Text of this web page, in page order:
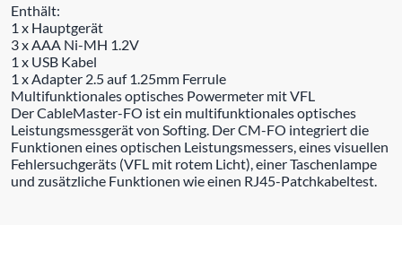
Enthält:
1 x Hauptgerät
3 x AAA Ni-MH 1.2V
1 x USB Kabel
1 x Adapter 2.5 auf 1.25mm Ferrule
Multifunktionales optisches Powermeter mit VFL
Der CableMaster-FO ist ein multifunktionales optisches
Leistungsmessgerät von Softing. Der CM-FO integriert die
Funktionen eines optischen Leistungsmessers, eines visuellen
Fehlersuchgeräts (VFL mit rotem Licht), einer Taschenlampe
und zusätzliche Funktionen wie einen RJ45-Patchkabeltest.